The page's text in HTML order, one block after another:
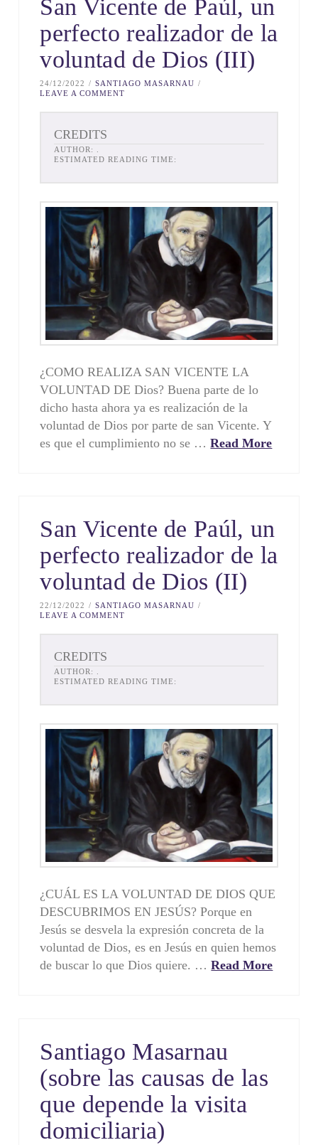
San Vicente de Paúl, un
perfecto realizador de la
voluntad de Dios (III)
24/12/2022
SANTIAGO MASARNAU
LEAVE A COMMENT
CREDITS
AUTHOR:
ESTIMATED READING TIME:
¿COMO REALIZA SAN VICENTE LA
VOLUNTAD DE Dios? Buena parte de lo
dicho hasta ahora ya es realización de la
voluntad de Dios por parte de san Vicente. Y
es que el cumpli­miento no se …Read More
San Vicente de Paúl, un
perfecto realizador de la
voluntad de Dios (II)
22/12/2022
SANTIAGO MASARNAU
LEAVE A COMMENT
CREDITS
AUTHOR:
ESTIMATED READING TIME:
¿CUÁL ES LA VOLUNTAD DE DIOS QUE
DESCUBRIMOS EN JESÚS? Porque en
Jesús se desvela la expresión concreta de la
volun­tad de Dios, es en Jesús en quien hemos
de buscar lo que Dios quiere. …Read More
Santiago Masarnau
(sobre las causas de las
que depende la visita
domiciliaria)